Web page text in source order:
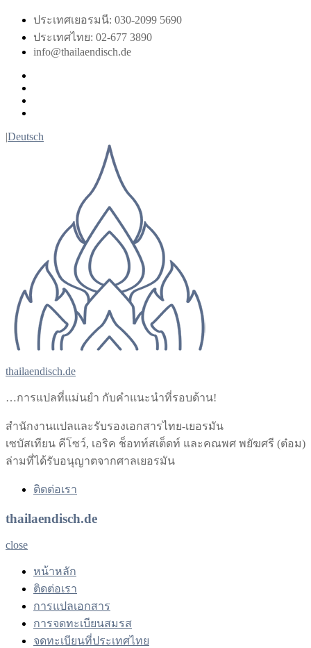
Skip
content
ประเทศเยอรมนี: 030-2099 5690
ประเทศไทย: 02-677 3890
info@thailaendisch.de
|Deutsch
thailaendisch.de
…การแปลที่แม่นยำ กับคำแนะนำที่รอบด้าน!
สำนักงานแปลและรับรองเอกสารไทย-เยอรมัน
เซบัสเทียน คีโซว์, เอริค ช็อทท์สเต็ดท์ และคณพศ พยัฆศรี (ต๋อม)
ล่ามที่ได้รับอนุญาตจากศาลเยอรมัน
ติดต่อเรา
thailaendisch.de
close
หน้าหลัก
ติดต่อเรา
การแปลเอกสาร
การจดทะเบียนสมรส
จดทะเบียนที่ประเทศไทย